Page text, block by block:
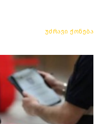
უძრავი ქონება